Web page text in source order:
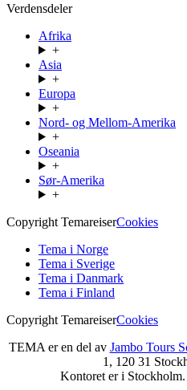
Verdensdeler
Afrika
+
Asia
+
Europa
+
Nord- og Mellom-Amerika
+
Oseania
+
Sør-Amerika
+
Copyright TemareiserCookies
Tema i Norge
Tema i Sverige
Tema i Danmark
Tema i Finland
Copyright TemareiserCookies
TEMA er en del av Jambo Tours
1, 120 31
Kontoret er i